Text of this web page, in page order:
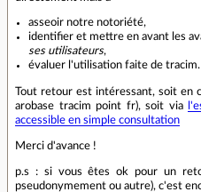
asseoir notre notoriété,
identifier et mettre en avant les
ses utilisateurs,
évaluer l'utilisation faite de tracim.
Tout retour est intéressant, soit en
arobase tracim point fr), soit via
accessible en simple consultation
Merci d'avance !
p.s : si vous êtes ok pour un
pseudonymement ou autre), c'est